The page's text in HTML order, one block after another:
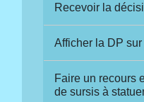
Recevoir la
Afficher la DP
Faire un recours
de sursis à